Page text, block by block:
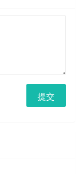
提交